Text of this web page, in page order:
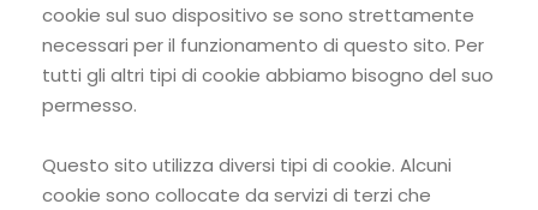
cookie sul suo dispositivo se sono strettamente
necessari per il funzionamento di questo sito. Per
tutti gli altri tipi di cookie abbiamo bisogno del suo
permesso.
Questo sito utilizza diversi tipi di cookie. Alcuni
cookie sono collocate da servizi di terzi che